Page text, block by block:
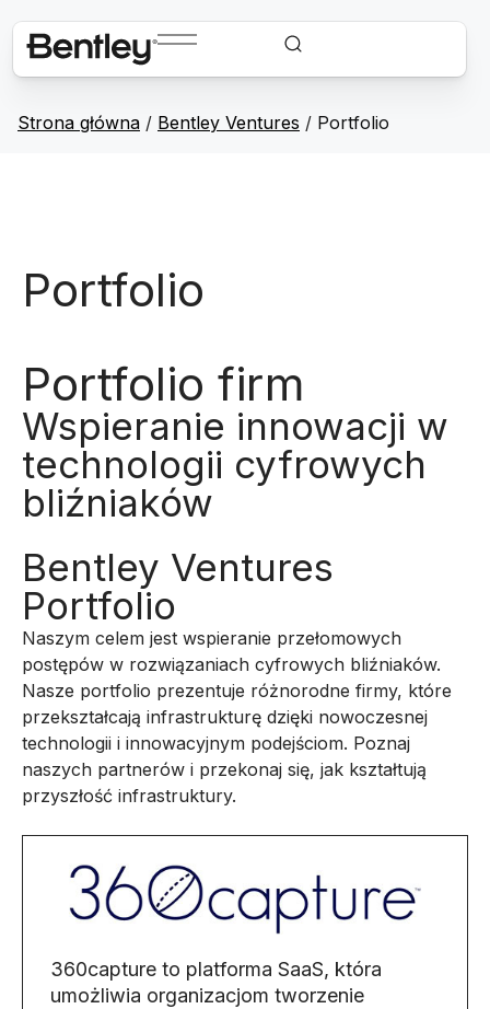
Strona główna / Bentley Ventures / Portfolio
Portfolio
Portfolio firm
Wspieranie innowacji w
technologii cyfrowych
bliźniaków
Bentley Ventures
Portfolio
Naszym celem jest wspieranie przełomowych
postępów w rozwiązaniach cyfrowych bliźniaków.
Nasze portfolio prezentuje różnorodne firmy, które
przekształcają infrastrukturę dzięki nowoczesnej
technologii i innowacyjnym podejściom. Poznaj
naszych partnerów i przekonaj się, jak kształtują
przyszłość infrastruktury.
360capture to platforma SaaS, która
umożliwia organizacjom tworzenie